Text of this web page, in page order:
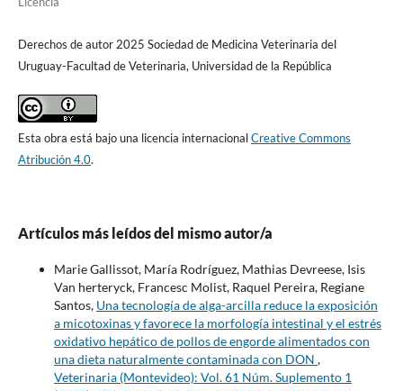
Derechos de autor 2025 Sociedad de Medicina Veterinaria del
Uruguay-Facultad de Veterinaria, Universidad de la República
Esta obra está bajo una licencia internacionalCreative Commons
Atribución 4.0.
Artículos más leídos del mismo autor/a
Marie Gallissot, María Rodríguez, Mathias Devreese, Isis
Van herteryck, Francesc Molist, Raquel Pereira, Regiane
Santos, Una tecnología de alga-arcilla reduce la exposición
a micotoxinas y favorece la morfología intestinal y el estrés
oxidativo hepático de pollos de engorde alimentados con
una dieta naturalmente contaminada con DON ,
Veterinaria (Montevideo): Vol. 61 Núm. Suplemento 1